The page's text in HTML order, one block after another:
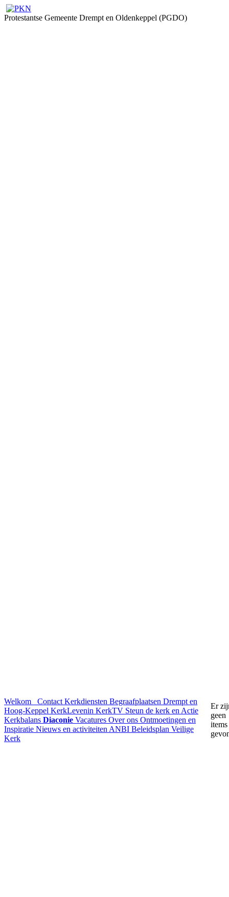
Protestantse Gemeente Drempt en Oldenkeppel (PGDO)
Welkom Contact Kerkdiensten Begraafplaatsen Drempt en
Hoog-Keppel KerkLevenin KerkTV Steun de kerk en Actie
Kerkbalans Diaconie Vacatures Over ons Ontmoetingen en
Inspiratie Nieuws en activiteiten ANBI Beleidsplan Veilige
Kerk
Er
geen
items